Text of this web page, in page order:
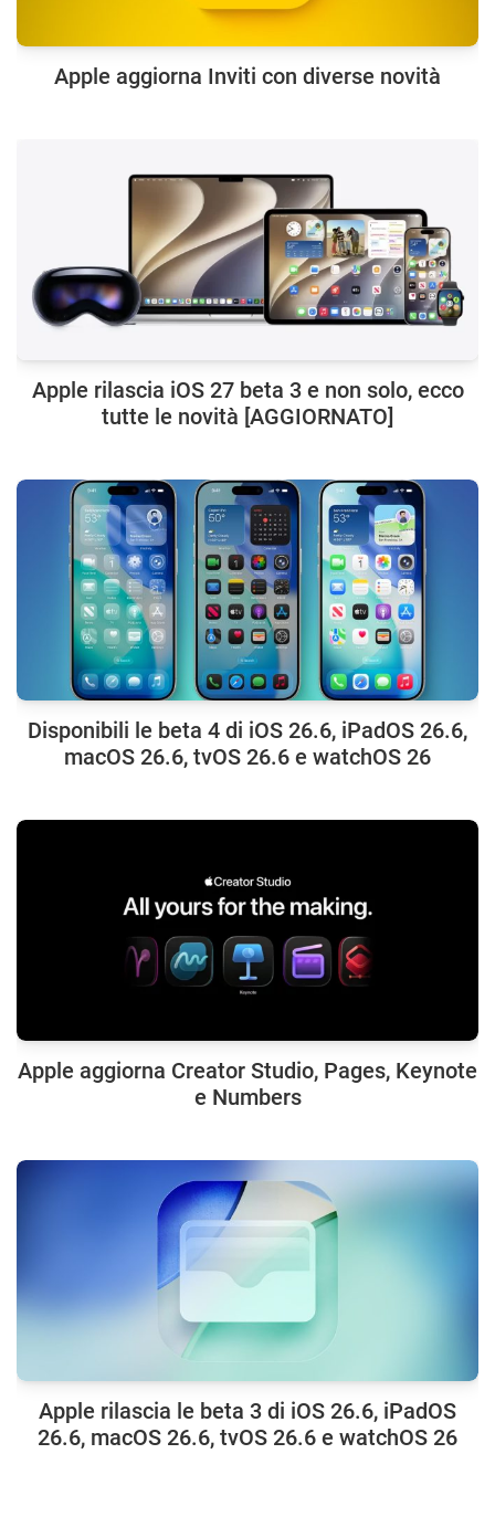
Apple aggiorna Inviti con diverse novità
Apple rilascia iOS 27 beta 3 e non solo, ecco
tutte le novità [AGGIORNATO]
Disponibili le beta 4 di iOS 26.6, iPadOS 26.6,
macOS 26.6, tvOS 26.6 e watchOS 26
Apple aggiorna Creator Studio, Pages, Keynote
e Numbers
Apple rilascia le beta 3 di iOS 26.6, iPadOS
26.6, macOS 26.6, tvOS 26.6 e watchOS 26